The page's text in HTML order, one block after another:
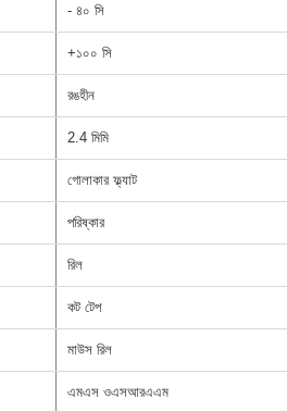
- ৪০ সি
+১০০ সি
রঙহীন
2.4 মিমি
গোলাকার ফ্ল্যাট
পরিষ্কার
রিল
কট টেপ
মাউস রিল
এমএস ওএসআরএএম